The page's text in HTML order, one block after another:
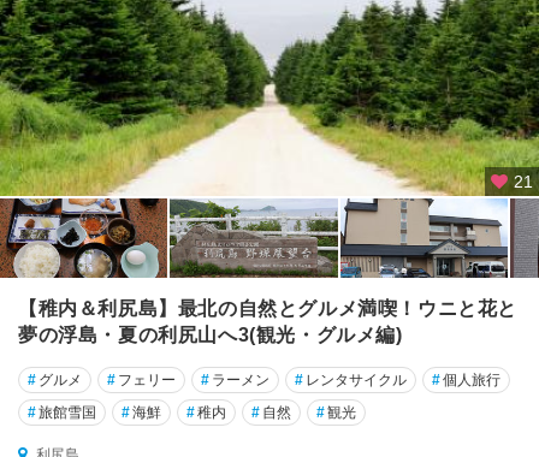
札
幌
小
樽
・
積
丹
・
キ
ロ
倶
知
安
・
二
21
【稚内＆利尻島】最北の自然とグルメ満喫！ウニと花と
夢の浮島・夏の利尻山へ3(観光・グルメ編)
# グルメ # フェリー # ラーメン # レンタサイクル #個人旅行
#旅館雪国 #海鮮 #稚内 # 自然 #観光